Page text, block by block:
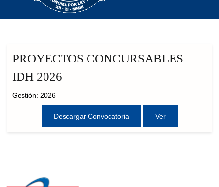
PROYECTOS CONCURSABLES
IDH 2026
Gestión: 2026
Descargar Convocatoria Ver